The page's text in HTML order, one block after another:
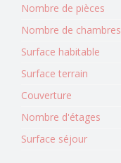
Nombre de pièces
Nombre de chambres
Surface habitable
Surface terrain
Couverture
Nombre d'étages
Surface séjour